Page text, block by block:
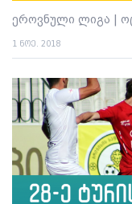
ეროვნული ლიგა |
1 ნოე. 2018